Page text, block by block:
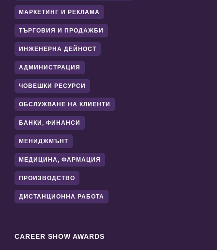
МАРКЕТИНГ И РЕКЛАМА
ТЪРГОВИЯ И ПРОДАЖБИ
ИНЖЕНЕРНА ДЕЙНОСТ
АДМИНИСТРАЦИЯ
ЧОВЕШКИ РЕСУРСИ
ОБСЛУЖВАНЕ НА КЛИЕНТИ
БАНКИ, ФИНАНСИ
МЕНИДЖМЪНТ
МЕДИЦИНА, ФАРМАЦИЯ
ПРОИЗВОДСТВО
ДИСТАНЦИОННА РАБОТА
CAREER SHOW AWARDS